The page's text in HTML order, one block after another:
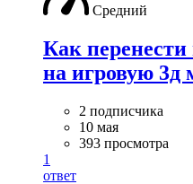
Средний
Как
на игровую 3д
2 подписчика
10 мая
393 просмотра
1
ответ